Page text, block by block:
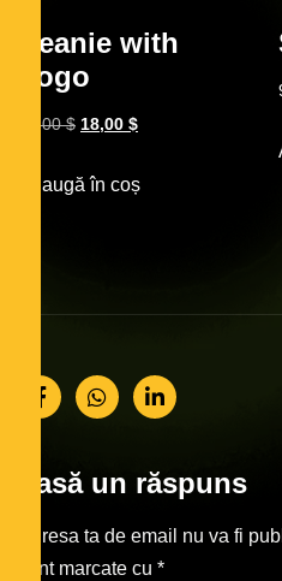
Beanie with
Logo
20,00$ 18,00 $
Adaugă în coș
Lasă un răspuns
Adresa ta de email nu va fi
sunt marcate cu *